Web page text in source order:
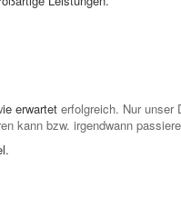
ie erwartet erfolgreich. Nur unser
kann bzw. irgendwann